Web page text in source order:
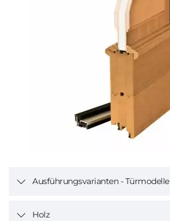
Ausführungsvarianten - Türmodelle
Holz